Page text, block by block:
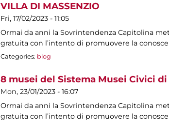
VILLA DI MASSENZIO
Fri, 17/02/2023 - 11:05
Ormai da anni la Sovrintendenza Capitolina
gratuita con l’intento di promuovere la
Categories: blog
8 musei del Sistema Musei Civici
Mon, 23/01/2023 - 16:07
Ormai da anni la Sovrintendenza Capitolina
gratuita con l’intento di promuovere la